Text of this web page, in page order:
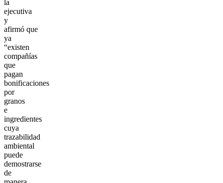
la
ejecutiva
y
afirmó que
ya
“existen
compañías
que
pagan
bonificaciones
por
granos
e
ingredientes
cuya
trazabilidad
ambiental
puede
demostrarse
de